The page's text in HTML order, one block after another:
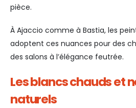
pièce.
À Ajaccio comme à Bastia, les
adoptent ces nuances pour des
des salons à l’élégance feutrée.
Les blancs chauds et
naturels